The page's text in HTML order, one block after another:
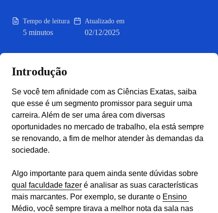
Tempo de leitura
5 minutos
Atualizado em
02/12/2025
Introdução
Se você tem afinidade com as Ciências Exatas, saiba
que esse é um segmento promissor para seguir uma
carreira. Além de ser uma área com diversas
oportunidades no mercado de trabalho, ela está sempre
se renovando, a fim de melhor atender às demandas da
sociedade.
qual faculdade fazer é analisar as suas características
mais marcantes. Por exemplo, se durante o Ensino
Médio, você sempre tirava a melhor nota da sala nas